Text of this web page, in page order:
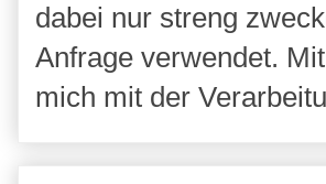
dabei nur streng
Anfrage verwendet.
mich mit der